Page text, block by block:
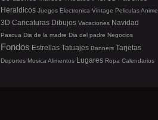
Heraldicos Juegos Electronica Vintage PeliculasAnime
3D Caricaturas Dibujos Vacaciones Navidad
Pascua Dia de la madre Dia del padre Negocios
Fondos Estrellas Tatuajes Banners Tarjetas
Deportes Musica Alimentos Lugares Ropa Calendarios